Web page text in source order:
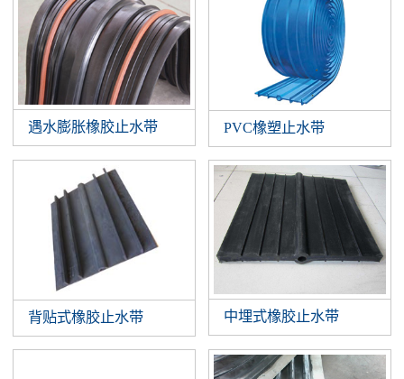
遇水膨胀橡胶止水带 PVC橡塑止水带
背贴式橡胶止水带 中埋式橡胶止水带